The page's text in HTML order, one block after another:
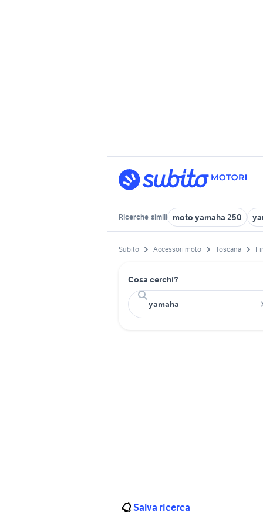
Ricerche simili moto yamaha 250
Subito Accessori moto Toscana
Cosa cerchi?
Salva ricerca